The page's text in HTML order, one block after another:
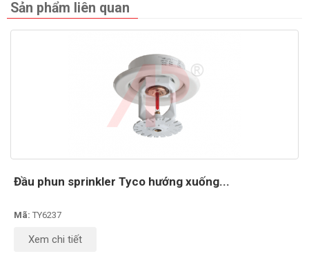
Sản phẩm liên quan
Đầu phun sprinkler Tyco hướng xuống...
Mã: TY6237
Xem chi tiết